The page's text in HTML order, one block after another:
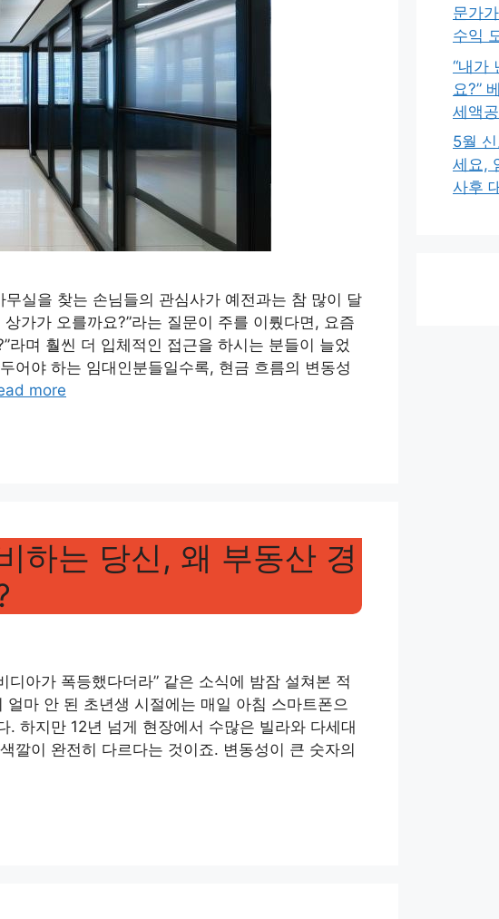
실을 찾는 손님들의 관심사가 예전과는 참 많이 달
가가 오를까요?”라는 질문이 주를 이뤘다면, 요즘
라며 훨씬 더 입체적인 접근을 하시는 분들이 늘었
어야 하는 임대인분들일수록, 현금 흐름의 변동성
more
하는 당신, 왜 부동산 경
디아가 폭등했다더라” 같은 소식에 밤잠 설쳐본 적
마 안 된 초년생 시절에는 매일 아침 스마트폰으
하지만 12년 넘게 현장에서 수많은 빌라와 다세대
깔이 완전히 다르다는 것이죠. 변동성이 큰 숫자의
문가
수익
“내가
요?”
세액
5월
세요,
사후